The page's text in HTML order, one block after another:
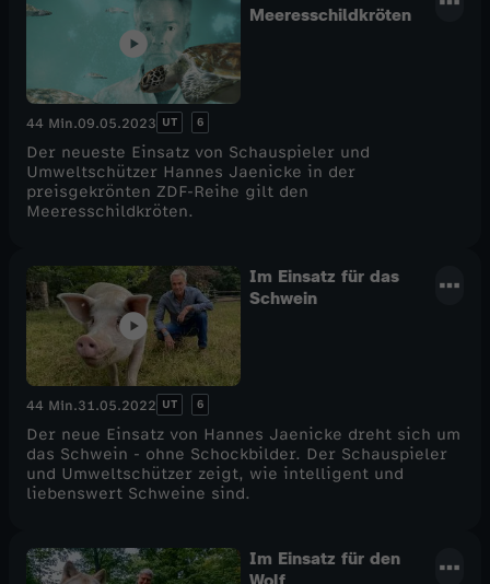
Meeresschildkröten
44 Min.09.05.2023 UT 6
Der neueste Einsatz von Schauspieler und
Umweltschützer Hannes Jaenicke in der
preisgekrönten ZDF-Reihe gilt den
Meeresschildkröten.
Im Einsatz für das
Schwein
44 Min.31.05.2022 UT 6
Der neue Einsatz von Hannes Jaenicke dreht sich um
das Schwein - ohne Schockbilder. Der Schauspieler
und Umweltschützer zeigt, wie intelligent und
liebenswert Schweine sind.
Im Einsatz für den